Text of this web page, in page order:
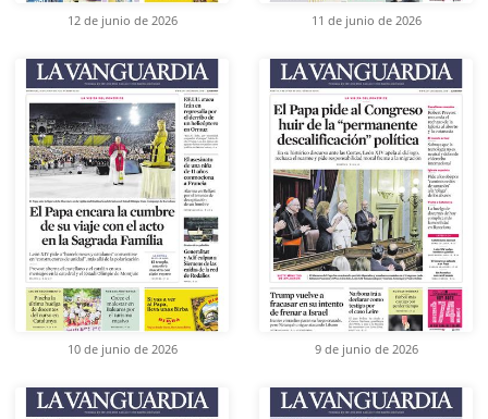
12 de junio de 2026 11 de junio de 2026
10 de junio de 2026 9 de junio de 2026